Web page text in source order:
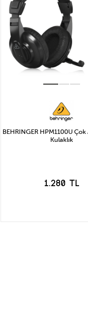
3.894₺ ile 5.192₺ Arası
BEHRINGER HPM1100U Çok
Kulaklık
1.280 TL